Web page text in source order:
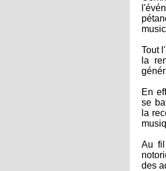
Tout
la
En
se
la
Au
des